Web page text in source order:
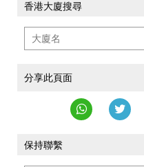
香港大廈搜尋
分享此頁面
保持聯繫